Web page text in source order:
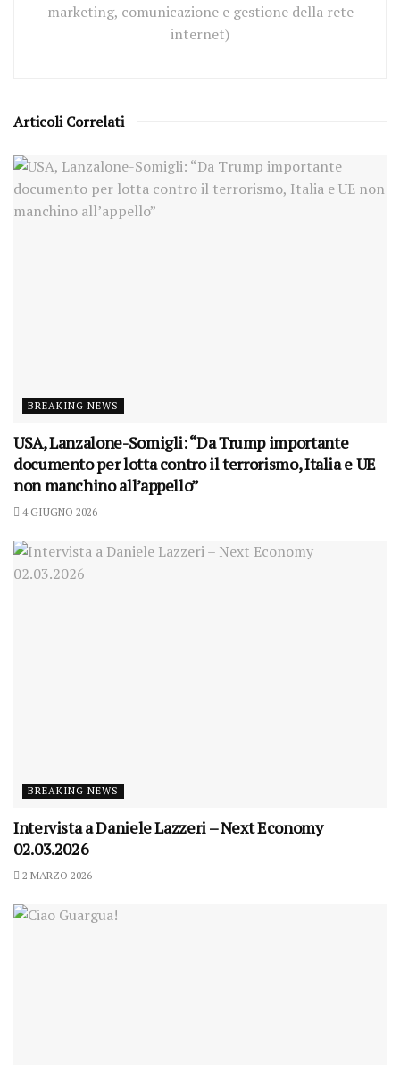
marketing, comunicazione e gestione della rete
internet)
Articoli Correlati
BREAKING NEWS
USA, Lanzalone-Somigli: “Da Trump importante
documento per lotta contro il terrorismo, Italia e UE
non manchino all’appello”
4 GIUGNO 2026
BREAKING NEWS
Intervista a Daniele Lazzeri – Next Economy
02.03.2026
2 MARZO 2026